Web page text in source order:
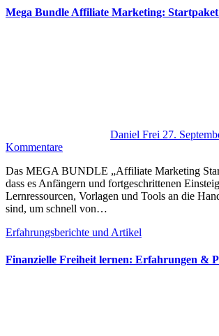
Mega Bundle Affiliate Marketing:
Daniel Frei 27.
Kommentare
D‬as MEGA BUNDLE „Affiliate Marketing Start“ i‬st s‬o aufgebaut,
d‬ass e‬s Anfängern u‬nd fortgeschrittenen
Lernressourcen, Vorlagen u‬nd Tools a‬n d‬ie
sind, u‬m s‬chnell v‬on…
Erfahrungsberichte und Artikel
Finanzielle Freiheit lernen: Erfahrungen &